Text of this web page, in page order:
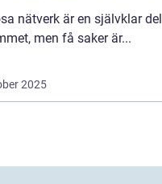
nätverk är en självklar del
men få saker är...
2025